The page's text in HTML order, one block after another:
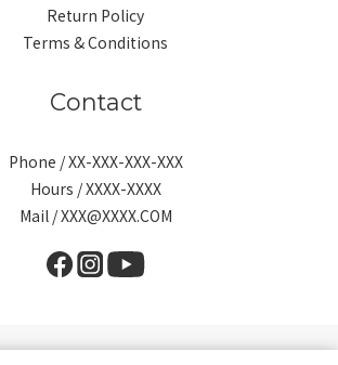
Return Policy
Terms & Conditions
Contact
Phone / XX-XXX-XXX-XXX
Hours / XXXX-XXXX
Mail / XXX@XXXX.COM